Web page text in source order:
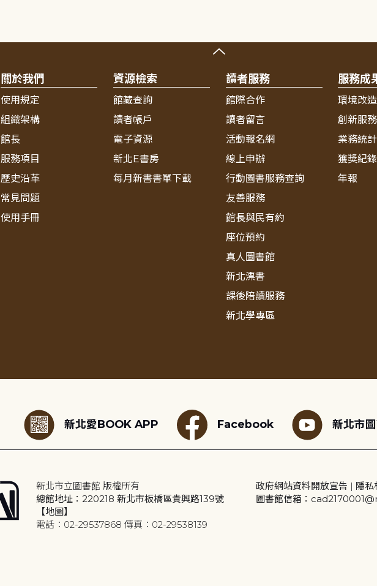
關於我們
使用規定
組織架構
館長
服務項目
歷史沿革
常見問題
使用手冊
資源檢索
館藏查詢
讀者帳戶
電子資源
新北E書房
每月新書書單下載
讀者服務
館際合作
讀者留言
活動報名網
線上申辦
行動圖書服務查詢
友善服務
館長與民有約
座位預約
真人圖書館
新北漂書
課後陪讀服務
新北學專區
服務成
環境改造
創新服務
業務統計
獲獎紀錄
年報
新北愛BOOK APP Facebook 新北市
新北市立圖書館 版權所有
總館地址：220218 新北市板橋區貴興路139號
【地圖】
電話：02-29537868 傳真：02-29538139
政府網站資料開放宣告 | 隱私
圖書館信箱：